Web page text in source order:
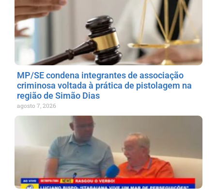
MP/SE condena integrantes de associação
criminosa voltada à prática de pistolagem na
região de Simão Dias
agosto 7, 2026